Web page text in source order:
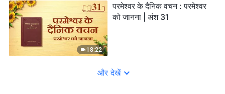
18:22
परमेश्वर के दैनिक वचन : परमेश्वर
को जानना | अंश 31
और देखें